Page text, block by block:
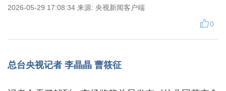
2026-05-29 17:08:34 来源: 央视新闻客户端
0
总台央视记者 李晶晶 曹筱征